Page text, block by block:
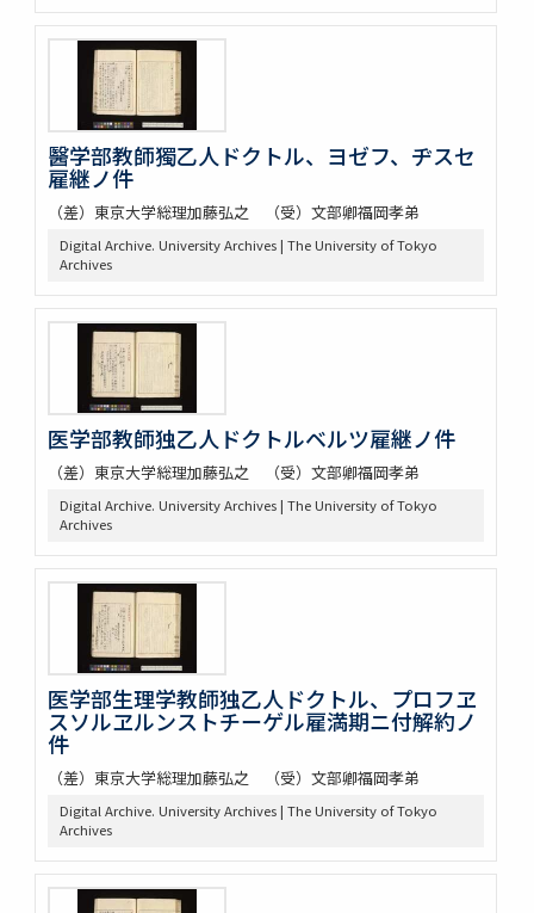
醫学部教師獨乙人ドクトル、ヨゼフ、ヂスセ
雇継ノ件
（差）東京大学総理加藤弘之 （受）文部卿福岡孝弟
Digital Archive. University Archives | The University of Tokyo
Archives
医学部教師独乙人ドクトルベルツ雇継ノ件
（差）東京大学総理加藤弘之 （受）文部卿福岡孝弟
Digital Archive. University Archives | The University of Tokyo
Archives
医学部生理学教師独乙人ドクトル、プロフヱ
スソルヱルンストチーゲル雇満期ニ付解約ノ
件
（差）東京大学総理加藤弘之 （受）文部卿福岡孝弟
Digital Archive. University Archives | The University of Tokyo
Archives